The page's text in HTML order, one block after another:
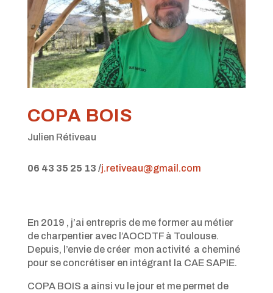
COPA BOIS
Julien Rétiveau
06 43 35 25 13 /j.retiveau@gmail.com
En 2019 , j’ai entrepris de me former au métier
de charpentier avec l’AOCDTF à Toulouse.
Depuis, l’envie de créer mon activité a cheminé
pour se concrétiser en intégrant la CAE SAPIE.
COPA BOIS a ainsi vu le jour et me permet de